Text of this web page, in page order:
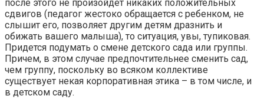
после этого не произойдет никаких положительных
сдвигов (педагог жестоко обращается с ребенком, не
слышит его, позволяет другим детям дразнить и
обижать вашего малыша), то ситуация, увы, тупиковая.
Придется подумать о смене детского сада или группы.
Причем, в этом случае предпочтительнее сменить сад,
чем группу, поскольку во всяком коллективе
существует некая корпоративная этика – в том числе, и
в детском саду.